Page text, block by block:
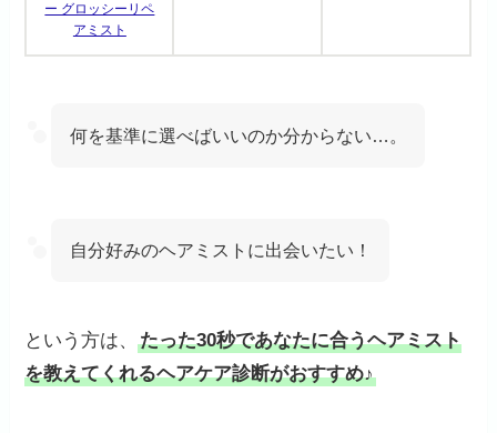
ー グロッシーリペ
アミスト
何を基準に選べばいいのか分からない…。
自分好みのヘアミストに出会いたい！
という方は、たった30秒であなたに合うヘアミスト
を教えてくれるヘアケア診断がおすすめ♪